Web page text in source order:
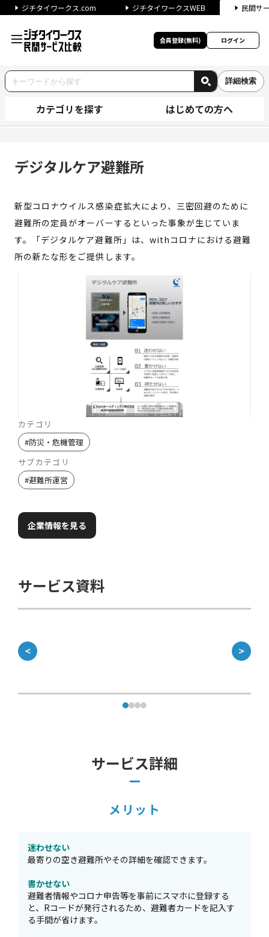
ジチタイワークス.com ジチタイワークスWEB 民間サ
会員登録(無料) ログイン
詳細検索
カテゴリを探す はじめての方へ
デジタルケア避難所
新型コロナウイルス感染症拡大により、三密回避のために
避難所の定員がオーバーするといった事象が生じていま
す。「デジタルケア避難所」は、withコロナにおける避難
所の新たな形をご提供します。
カテゴリ
#防災・危機管理
サブカテゴリ
#避難所運営
企業情報を見る
サービス資料
＜ ＞
サービス詳細
メリット
迷わせない
最寄りの空き避難所やその詳細を確認できます。
書かせない
避難者情報やコロナ申告等を事前にスマホに登録する
と、Rコードが発行されるため、避難者カードを記入す
る手間が省けます。